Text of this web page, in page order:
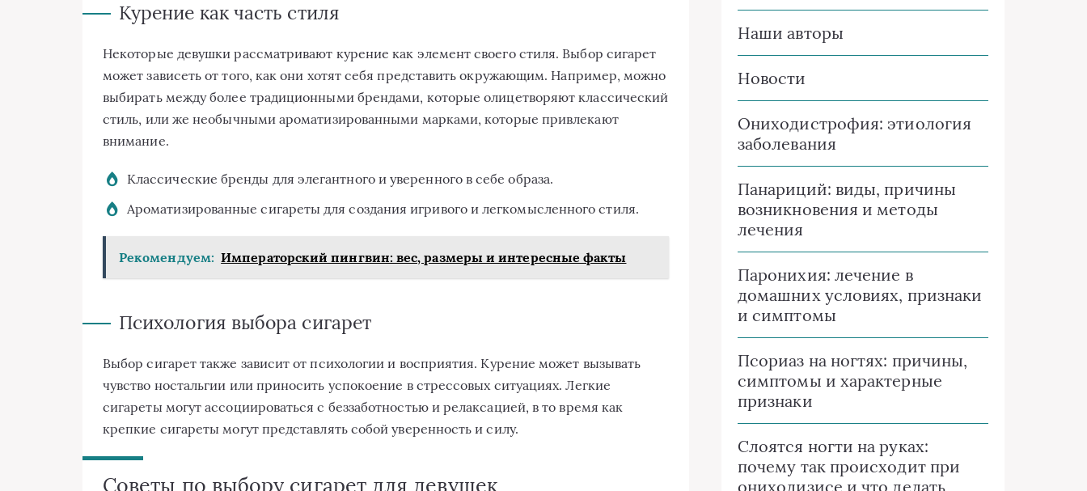
Курение как часть стиля
Некоторые девушки рассматривают курение как элемент своего стиля. Выбор сигарет
может зависеть от того, как они хотят себя представить окружающим. Например, можно
выбирать между более традиционными брендами, которые олицетворяют классический
стиль, или же необычными ароматизированными марками, которые привлекают
внимание.
Классические бренды для элегантного и уверенного в себе образа.
Ароматизированные сигареты для создания игривого и легкомысленного стиля.
Рекомендуем: Императорский пингвин: вес, размеры и интересные факты
Психология выбора сигарет
Выбор сигарет также зависит от психологии и восприятия. Курение может вызывать
чувство ностальгии или приносить успокоение в стрессовых ситуациях. Легкие
сигареты могут ассоциироваться с беззаботностью и релаксацией, в то время как
крепкие сигареты могут представлять собой уверенность и силу.
Советы по выбору сигарет для девушек
Наши авторы
Новости
Ониходистрофия: этиология
заболевания
Панариций: виды, причины
возникновения и методы
лечения
Паронихия: лечение в
домашних условиях, признаки
и симптомы
Псориаз на ногтях: причины,
симптомы и характерные
признаки
Слоятся ногти на руках:
почему так происходит при
онихолизисе и что делать